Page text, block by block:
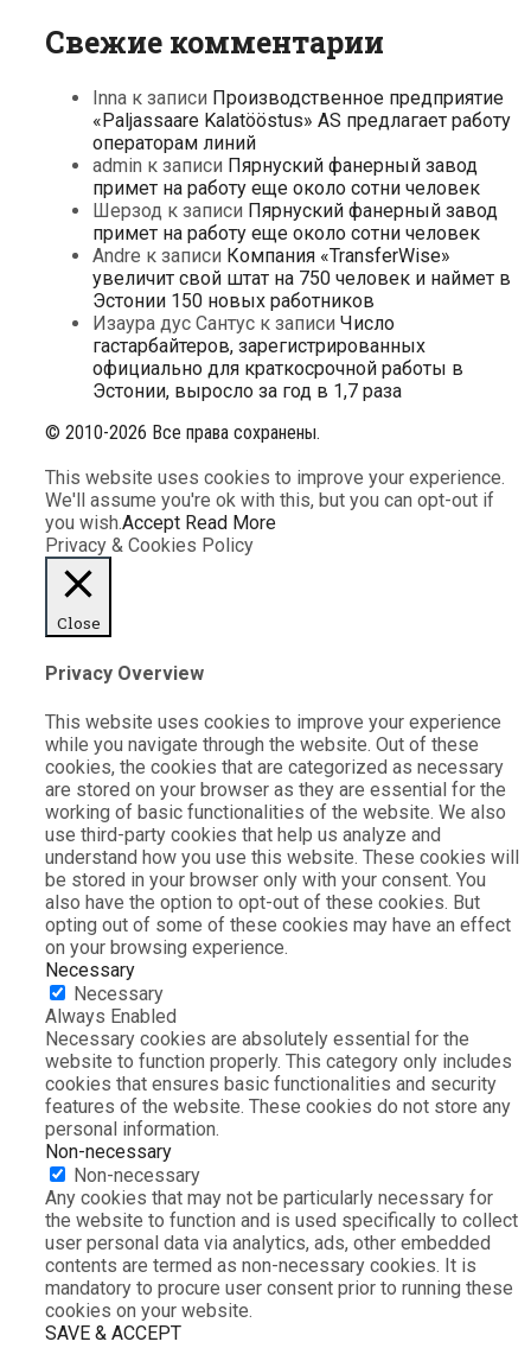
Свежие комментарии
Inna к записи Производственное предприятие
«Paljassaare Kalatööstus» AS предлагает работу
операторам линий
admin к записи Пярнуский фанерный завод
примет на работу еще около сотни человек
Шерзод к записи Пярнуский фанерный завод
примет на работу еще около сотни человек
Andre к записи Компания «TransferWise»
увеличит свой штат на 750 человек и наймет в
Эстонии 150 новых работников
Изаура дус Сантус к записи Число
гастарбайтеров, зарегистрированных
официально для краткосрочной работы в
Эстонии, выросло за год в 1,7 раза
© 2010-2026 Все права сохранены.
This website uses cookies to improve your experience.
We'll assume you're ok with this, but you can opt-out if
you wish.Accept Read More
Privacy & Cookies Policy
Close
Privacy Overview
This website uses cookies to improve your experience
while you navigate through the website. Out of these
cookies, the cookies that are categorized as necessary
are stored on your browser as they are essential for the
working of basic functionalities of the website. We also
use third-party cookies that help us analyze and
understand how you use this website. These cookies will
be stored in your browser only with your consent. You
also have the option to opt-out of these cookies. But
opting out of some of these cookies may have an effect
on your browsing experience.
Necessary
Necessary
Always Enabled
Necessary cookies are absolutely essential for the
website to function properly. This category only includes
cookies that ensures basic functionalities and security
features of the website. These cookies do not store any
personal information.
Non-necessary
Non-necessary
Any cookies that may not be particularly necessary for
the website to function and is used specifically to collect
user personal data via analytics, ads, other embedded
contents are termed as non-necessary cookies. It is
mandatory to procure user consent prior to running these
cookies on your website.
SAVE & ACCEPT